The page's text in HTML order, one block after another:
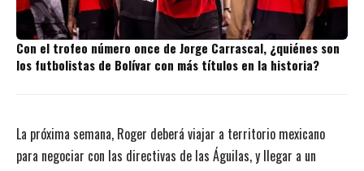
Con el trofeo número once de Jorge Carrascal, ¿quiénes son
los futbolistas de Bolívar con más títulos en la historia?
La próxima semana, Roger deberá viajar a territorio mexicano
para negociar con las directivas de las Águilas, y llegar a un